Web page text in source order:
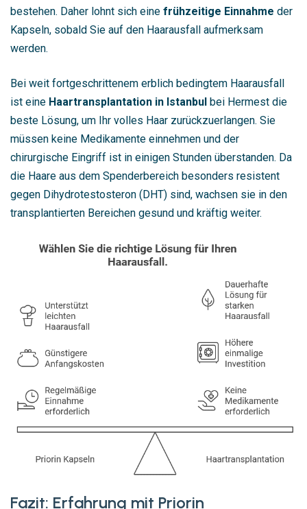
bestehen. Daher lohnt sich eine frühzeitige Einnahme der
Kapseln, sobald Sie auf den Haarausfall aufmerksam
werden.
Bei weit fortgeschrittenem erblich bedingtem Haarausfall
ist eine Haartransplantation in Istanbul bei Hermest die
beste Lösung, um Ihr volles Haar zurückzuerlangen. Sie
müssen keine Medikamente einnehmen und der
chirurgische Eingriff ist in einigen Stunden überstanden. Da
die Haare aus dem Spenderbereich besonders resistent
gegen Dihydrotestosteron (DHT) sind, wachsen sie in den
transplantierten Bereichen gesund und kräftig weiter.
Fazit: Erfahrung mit Priorin